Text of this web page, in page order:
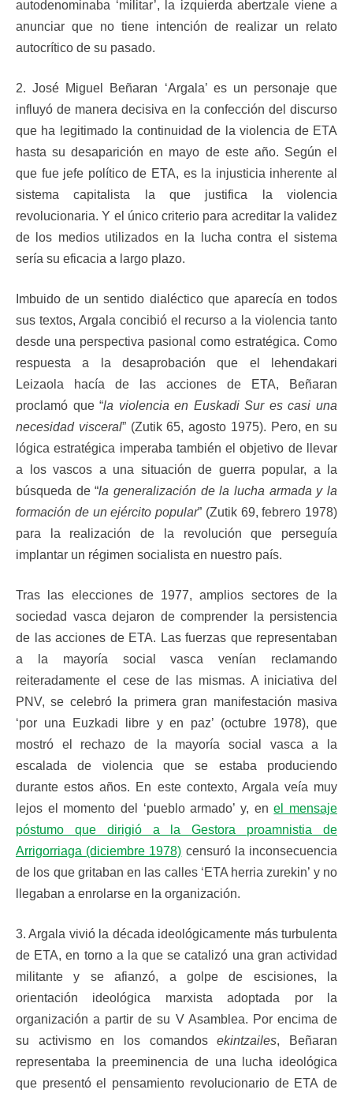
autodenominaba ‘militar’, la izquierda abertzale viene a
anunciar que no tiene intención de realizar un relato
autocrítico de su pasado.
2. José Miguel Beñaran ‘Argala’ es un personaje que
influyó de manera decisiva en la confección del discurso
que ha legitimado la continuidad de la violencia de ETA
hasta su desaparición en mayo de este año. Según el
que fue jefe político de ETA, es la injusticia inherente al
sistema capitalista la que justifica la violencia
revolucionaria. Y el único criterio para acreditar la validez
de los medios utilizados en la lucha contra el sistema
sería su eficacia a largo plazo.
Imbuido de un sentido dialéctico que aparecía en todos
sus textos, Argala concibió el recurso a la violencia tanto
desde una perspectiva pasional como estratégica. Como
respuesta a la desaprobación que el lehendakari
Leizaola hacía de las acciones de ETA, Beñaran
proclamó que “la violencia en Euskadi Sur es casi una
necesidad visceral” (Zutik 65, agosto 1975). Pero, en su
lógica estratégica imperaba también el objetivo de llevar
a los vascos a una situación de guerra popular, a la
búsqueda de “la generalización de la lucha armada y la
formación de un ejército popular” (Zutik 69, febrero 1978)
para la realización de la revolución que perseguía
implantar un régimen socialista en nuestro país.
Tras las elecciones de 1977, amplios sectores de la
sociedad vasca dejaron de comprender la persistencia
de las acciones de ETA. Las fuerzas que representaban
a la mayoría social vasca venían reclamando
reiteradamente el cese de las mismas. A iniciativa del
PNV, se celebró la primera gran manifestación masiva
‘por una Euzkadi libre y en paz’ (octubre 1978), que
mostró el rechazo de la mayoría social vasca a la
escalada de violencia que se estaba produciendo
durante estos años. En este contexto, Argala veía muy
lejos el momento del ‘pueblo armado’ y, enel mensaje
póstumo que dirigió a la Gestora proamnistia de
Arrigorriaga (diciembre 1978) censuró la inconsecuencia
de los que gritaban en las calles ‘ETA herria zurekin’ y no
llegaban a enrolarse en la organización.
3. Argala vivió la década ideológicamente más turbulenta
de ETA, en torno a la que se catalizó una gran actividad
militante y se afianzó, a golpe de escisiones, la
orientación ideológica marxista adoptada por la
organización a partir de su V Asamblea. Por encima de
su activismo en los comandosekintzailes, Beñaran
representaba la preeminencia de una lucha ideológica
que presentó el pensamiento revolucionario de ETA de